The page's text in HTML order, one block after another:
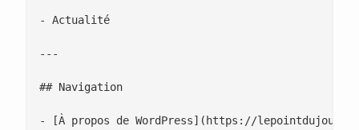
- Actualité
---
## Navigation
- [À propos de WordPress](https://